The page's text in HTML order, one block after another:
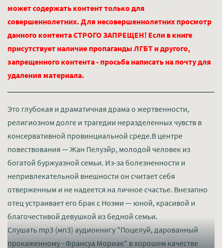
может содержать контент только для
совершеннолетних. Для несовершеннолетних просмотр
данного контента СТРОГО ЗАПРЕЩЕН! Если в книге
присутствует наличие пропаганды ЛГБТ и другого,
запрещенного контента - просьба написать на почту для
удаления материала.
Это глубокая и драматичная драма о жертвенности,
религиозном долге и трагедии неразделенных чувств в
консервативной провинциальной среде.В центре
повествования — Жан Пелуэйр, молодой человек из
богатой буржуазной семьи. Из-за болезненности и
непривлекательной внешности он считает себя
отверженным и не надеется на личное счастье. Внезапно
отец устраивает его брак с Ноэми — юной, красивой и
благочестивой девушкой из бедной семьи.
Слушать mp3 (мп3) аудиокнигу "Поцелуй, дарованный
прокаженному - Франсуа Мориак" в хорошем качестве